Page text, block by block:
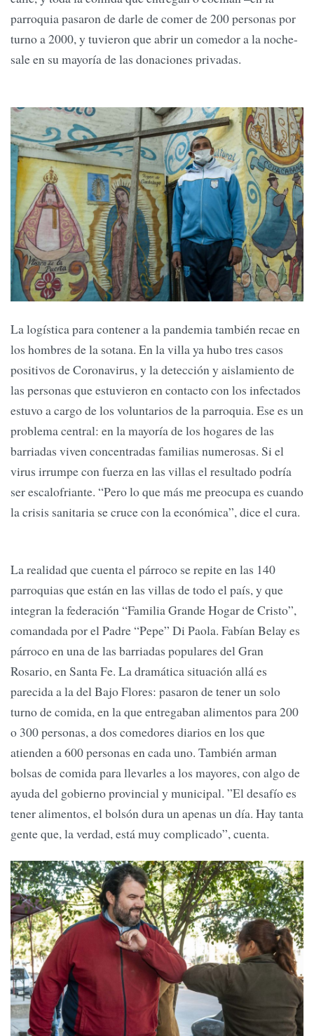
parroquia pasaron de darle de comer de 200 personas por
turno a 2000, y tuvieron que abrir un comedor a la noche-
sale en su mayoría de las donaciones privadas.
La logística para contener a la pandemia también recae en
los hombres de la sotana. En la villa ya hubo tres casos
positivos de Coronavirus, y la detección y aislamiento de
las personas que estuvieron en contacto con los infectados
estuvo a cargo de los voluntarios de la parroquia. Ese es un
problema central: en la mayoría de los hogares de las
barriadas viven concentradas familias numerosas. Si el
virus irrumpe con fuerza en las villas el resultado podría
ser escalofriante. “Pero lo que más me preocupa es cuando
la crisis sanitaria se cruce con la económica”, dice el cura.
La realidad que cuenta el párroco se repite en las 140
parroquias que están en las villas de todo el país, y que
integran la federación “Familia Grande Hogar de Cristo”,
comandada por el Padre “Pepe” Di Paola. Fabían Belay es
párroco en una de las barriadas populares del Gran
Rosario, en Santa Fe. La dramática situación allá es
parecida a la del Bajo Flores: pasaron de tener un solo
turno de comida, en la que entregaban alimentos para 200
o 300 personas, a dos comedores diarios en los que
atienden a 600 personas en cada uno. También arman
bolsas de comida para llevarles a los mayores, con algo de
ayuda del gobierno provincial y municipal. ”El desafío es
tener alimentos, el bolsón dura un apenas un día. Hay tanta
gente que, la verdad, está muy complicado”, cuenta.